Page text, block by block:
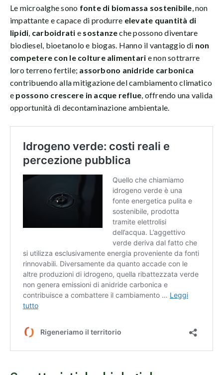
Le microalghe sono fonte di biomassa sostenibile, non
impattante e capace di produrre elevate quantità di
lipidi, carboidrati e sostanzeche possono diventare
biodiesel, bioetanolo e biogas. Hanno il vantaggio di non
competere con le colture alimentari e non sottrarre
loro terreno fertile; assorbono anidride carbonica
contribuendo alla mitigazione del cambiamento climatico
e possono crescere in acque reflue, offrendo una valida
opportunità di decontaminazione ambientale.